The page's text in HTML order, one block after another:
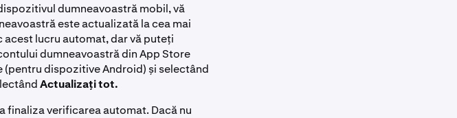
dumneavoastră mobil, vă
este actualizată la cea mai
lucru automat, dar vă puteți
dumneavoastră din App Store
(pentru dispozitive Android) și selectând
Actualizați tot.
finaliza verificarea automat. Dacă nu